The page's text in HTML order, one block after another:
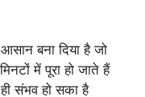
बना दिया है जो
में पूरा हो जाते हैं
संभव हो सका है